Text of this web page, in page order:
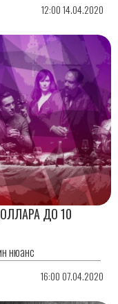
12:00 14.04.2020
ДО 10
нюанс
16:00 07.04.2020